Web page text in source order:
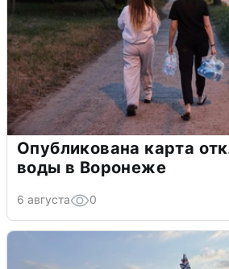
Опубликована карта
воды в Воронеже
6 августа 0